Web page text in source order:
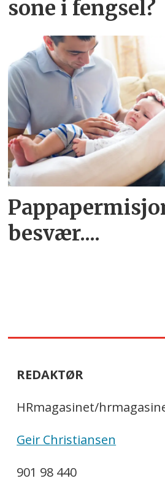
sone i fengsel?
besvær....
REDAKTØR
HRmagasinet/
Geir Christiansen
901 98 440